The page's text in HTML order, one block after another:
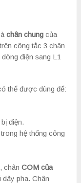
chân chungcủa
công tắc 3 chân
điện sang L1
thể được dùng để:
điện.
hệ thống công
chân COM của
pha. Chân